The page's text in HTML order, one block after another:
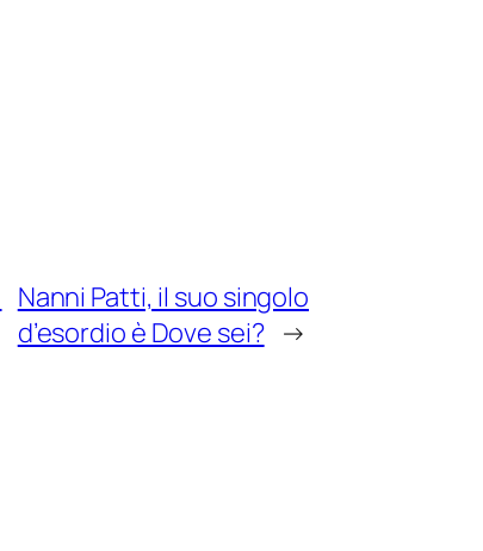
Nanni Patti, il suo singolo
d’esordio è Dove sei? →